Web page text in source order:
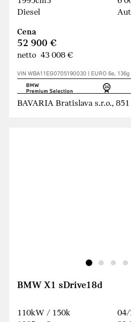
Diesel
Cena
52 900 €
netto 43 008 €
VIN WBA11EG0705190030 | EURO 6e,
BAVARIA Bratislava s.r.o.,
BMW X1 sDrive18d
110kW / 150k
04/